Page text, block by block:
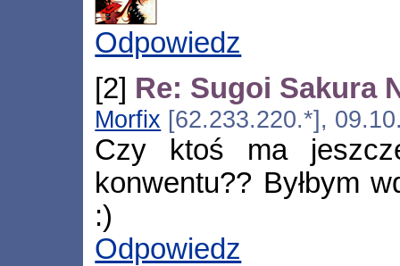
Odpowiedz
[2] Re: Sugoi Sakura
Morfix [62.233.220.*],
Czy ktoś ma
konwentu?? Byłbym
:)
Odpowiedz